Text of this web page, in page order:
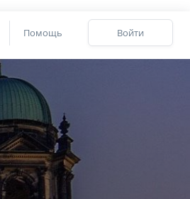
Помощь Войти